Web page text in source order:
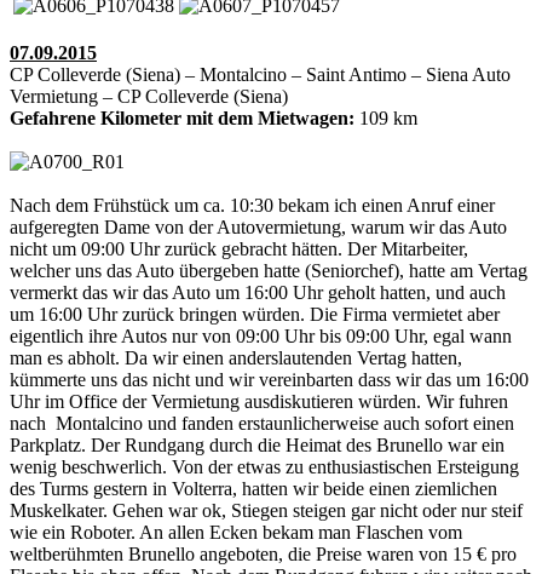
07.09.2015
CP Colleverde (Siena) – Montalcino – Saint Antimo – Siena Auto
Vermietung – CP Colleverde (Siena)
Gefahrene Kilometer mit dem Mietwagen: 109 km
Nach dem Frühstück um ca. 10:30 bekam ich einen Anruf einer
aufgeregten Dame von der Autovermietung, warum wir das Auto
nicht um 09:00 Uhr zurück gebracht hätten. Der Mitarbeiter,
welcher uns das Auto übergeben hatte (Seniorchef), hatte am Vertag
vermerkt das wir das Auto um 16:00 Uhr geholt hatten, und auch
um 16:00 Uhr zurück bringen würden. Die Firma vermietet aber
eigentlich ihre Autos nur von 09:00 Uhr bis 09:00 Uhr, egal wann
man es abholt. Da wir einen anderslautenden Vertag hatten,
kümmerte uns das nicht und wir vereinbarten dass wir das um 16:00
Uhr im Office der Vermietung ausdiskutieren würden. Wir fuhren
nach Montalcino und fanden erstaunlicherweise auch sofort einen
Parkplatz. Der Rundgang durch die Heimat des Brunello war ein
wenig beschwerlich. Von der etwas zu enthusiastischen Ersteigung
des Turms gestern in Volterra, hatten wir beide einen ziemlichen
Muskelkater. Gehen war ok, Stiegen steigen gar nicht oder nur steif
wie ein Roboter. An allen Ecken bekam man Flaschen vom
weltberühmten Brunello angeboten, die Preise waren von 15 € pro